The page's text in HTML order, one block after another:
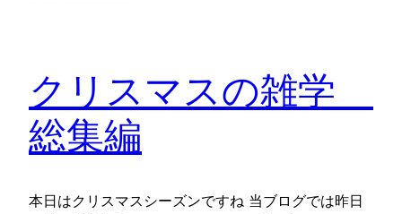
クリスマスの雑学＿
総集編
本日はクリスマスシーズンですね 当ブログでは昨日